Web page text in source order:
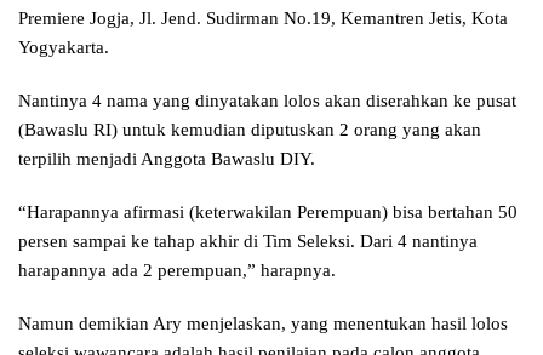
Premiere Jogja, Jl. Jend. Sudirman No.19, Kemantren Jetis, Kota
Yogyakarta.
Nantinya 4 nama yang dinyatakan lolos akan diserahkan ke pusat
(Bawaslu RI) untuk kemudian diputuskan 2 orang yang akan
terpilih menjadi Anggota Bawaslu DIY.
“Harapannya afirmasi (keterwakilan Perempuan) bisa bertahan 50
persen sampai ke tahap akhir di Tim Seleksi. Dari 4 nantinya
harapannya ada 2 perempuan,” harapnya.
Namun demikian Ary menjelaskan, yang menentukan hasil lolos